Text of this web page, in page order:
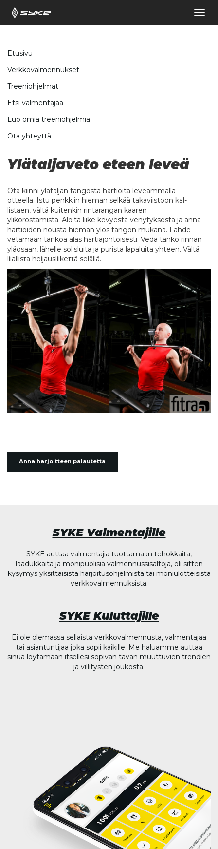
Etusivu
Verkkovalmennukset
Treeniohjelmat
Etsi valmentajaa
Luo omia treeniohjelmia
Ota yhteyttä
Ylätaljaveto eteen leveä
Ota kiinni ylätaljan tangosta hartioita leveämmällä
otteella. Istu penkkiin hieman selkää takaviistoon kal-
listaen, vältä kuitenkin rintarangan kaaren
ylikorostamista. Aloita liike kevyestä venytyksestä ja anna
hartioiden nousta hieman ylös tangon mukana. Lähde
vetämään tankoa alas hartiajohtoisesti. Vedä tanko rinnan
yläosaan, lähelle solisluita ja purista lapaluita yhteen. Vältä
liiallista heijausliikettä selällä.
Anna harjoitteen palautetta
SYKE Valmentajille
SYKE auttaa valmentajia tuottamaan tehokkaita,
laadukkaita ja monipuolisia valmennussisältöjä, oli sitten
kysymys yksittäisistä harjoitusohjelmista tai moniulotteisista
verkkovalmennuksista.
SYKE Kuluttajille
Ei ole olemassa sellaista verkkovalmennusta, valmentajaa
tai asiantuntijaa joka sopii kaikille. Me haluamme auttaa
sinua löytämään itsellesi sopivan tavan muuttuvien trendien
ja villitysten joukosta.